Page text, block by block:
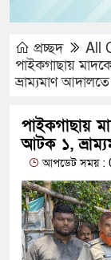
প্রচ্ছদ All
পাইকগাছায়
ভ্রাম্যমাণ আদালতে
পাইকগাছায়
আটক ১,
আপডেট সময় :